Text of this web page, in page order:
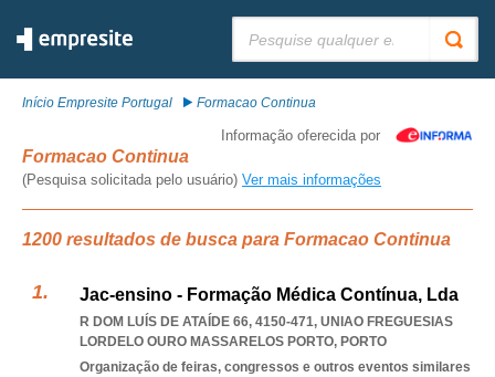
Início Empresite Portugal Formacao Continua
Informação oferecida por
Formacao Continua
(Pesquisa solicitada pelo usuário) Ver mais informações
1200 resultados de busca para Formacao Continua
Jac-ensino - Formação Médica Contínua, Lda
R DOM LUÍS DE ATAÍDE 66, 4150-471, UNIAO FREGUESIAS
LORDELO OURO MASSARELOS PORTO, PORTO
Organização de feiras, congressos e outros eventos similares